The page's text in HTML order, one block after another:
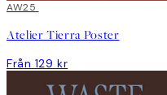
AW25
Atelier Tierra Poster
Från 129 kr